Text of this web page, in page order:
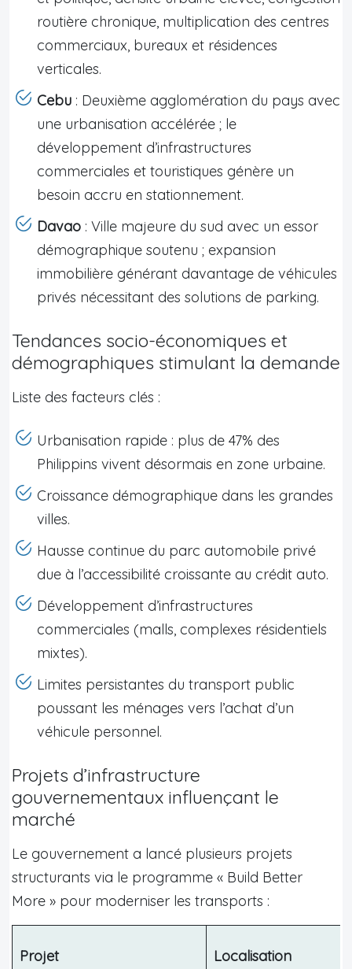
routière chronique, multiplication des centres
commerciaux, bureaux et résidences
verticales.
Cebu : Deuxième agglomération du pays avec
une urbanisation accélérée ; le
développement d’infrastructures
commerciales et touristiques génère un
besoin accru en stationnement.
Davao : Ville majeure du sud avec un essor
démographique soutenu ; expansion
immobilière générant davantage de véhicules
privés nécessitant des solutions de parking.
Tendances socio-économiques et
démographiques stimulant la demande
Liste des facteurs clés :
Urbanisation rapide : plus de 47% des
Philippins vivent désormais en zone urbaine.
Croissance démographique dans les grandes
villes.
Hausse continue du parc automobile privé
due à l’accessibilité croissante au crédit auto.
Développement d’infrastructures
commerciales (malls, complexes résidentiels
mixtes).
Limites persistantes du transport public
poussant les ménages vers l’achat d’un
véhicule personnel.
Projets d’infrastructure
gouvernementaux influençant le
marché
Le gouvernement a lancé plusieurs projets
structurants via le programme « Build Better
More » pour moderniser les transports :
Projet Localisation